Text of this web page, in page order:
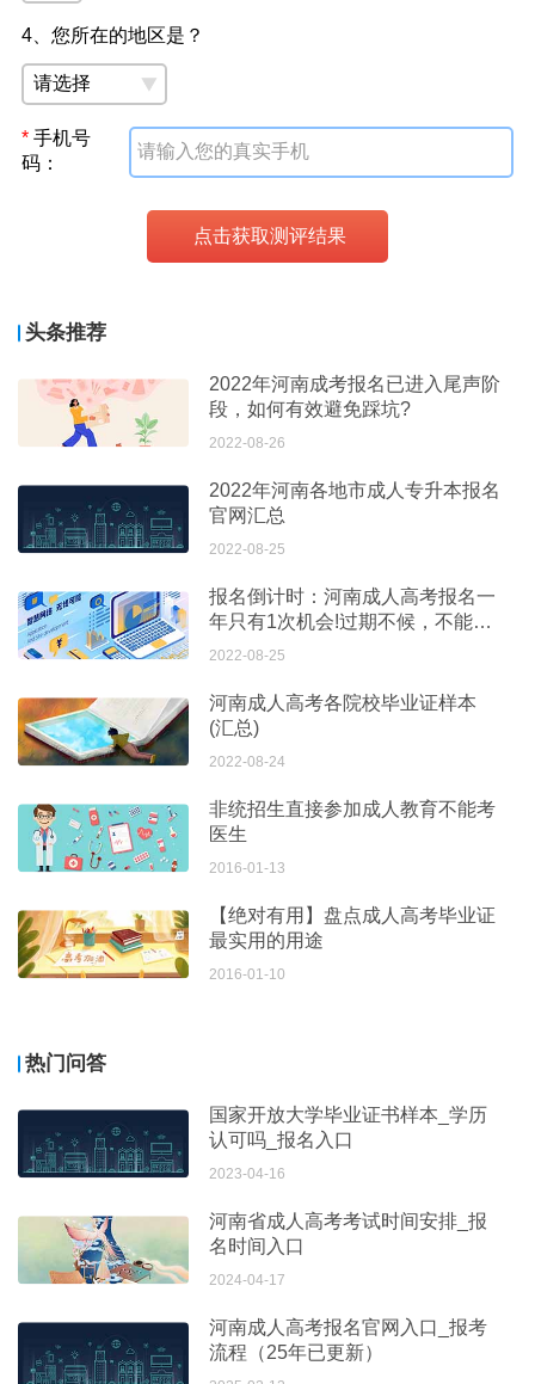
4、您所在的地区是？
*手机号
码：
头条推荐
2022年河南成考报名已进入尾声阶
段，如何有效避免踩坑?
2022-08-26
2022年河南各地市成人专升本报名
官网汇总
2022-08-25
报名倒计时：河南成人高考报名一
年只有1次机会!过期不候，不能补
考!
2022-08-25
河南成人高考各院校毕业证样本
(汇总)
2022-08-24
非统招生直接参加成人教育不能考
医生
2016-01-13
【绝对有用】盘点成人高考毕业证
最实用的用途
2016-01-10
热门问答
国家开放大学毕业证书样本_学历
认可吗_报名入口
2023-04-16
河南省成人高考考试时间安排_报
名时间入口
2024-04-17
河南成人高考报名官网入口_报考
流程（25年已更新）